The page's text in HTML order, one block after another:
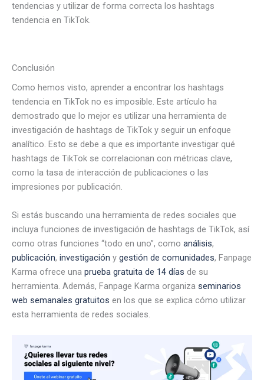
tendencias y utilizar de forma correcta los hashtags
tendencia en TikTok.
Conclusión
Como hemos visto, aprender a encontrar los hashtags
tendencia en TikTok no es imposible. Este artículo ha
demostrado que lo mejor es utilizar una herramienta de
investigación de hashtags de TikTok y seguir un enfoque
analítico. Esto se debe a que es importante investigar qué
hashtags de TikTok se correlacionan con métricas clave,
como la tasa de interacción de publicaciones o las
impresiones por publicación.
Si estás buscando una herramienta de redes sociales que
incluya funciones de investigación de hashtags de TikTok, así
como otras funciones “todo en uno”, como análisis,
publicación, investigación y gestión de comunidades, Fanpage
Karma ofrece una prueba gratuita de 14 días de su
herramienta. Además, Fanpage Karma organiza seminarios
web semanales gratuitos en los que se explica cómo utilizar
esta herramienta de redes sociales.